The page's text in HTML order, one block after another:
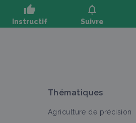
thumb_up
Instructif
notifications
Suivre
Thématiques
Agriculture de précision